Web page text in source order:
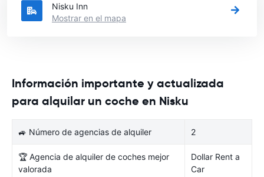
Nisku Inn
Mostrar en el mapa
Información importante y actualizada
para alquilar un coche en Nisku
🚙 Número de agencias de alquiler 2
🏆 Agencia de alquiler de coches mejor
valorada
Dollar Rent a
Car